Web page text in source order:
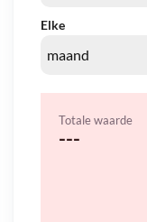
Elke
Totale waarde
---